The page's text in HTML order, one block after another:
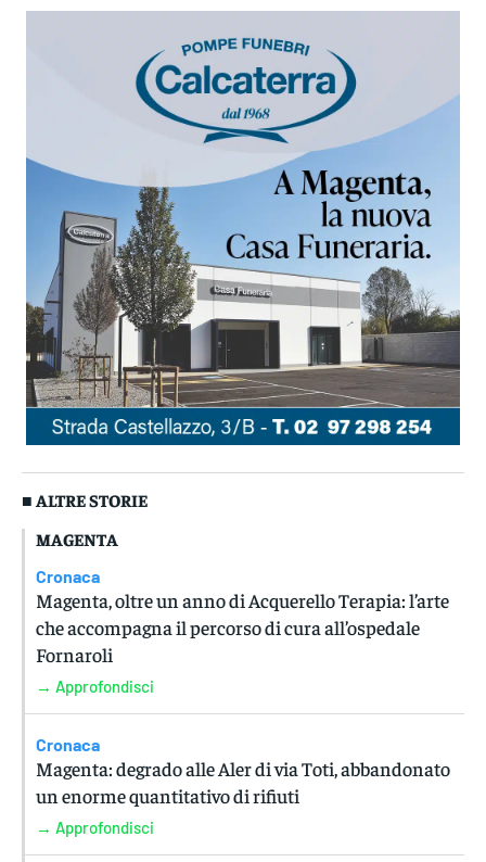
■ ALTRE STORIE
MAGENTA
Cronaca
Magenta, oltre un anno di Acquerello Terapia: l’arte
che accompagna il percorso di cura all’ospedale
Fornaroli
→ Approfondisci
Cronaca
Magenta: degrado alle Aler di via Toti, abbandonato
un enorme quantitativo di rifiuti
→ Approfondisci